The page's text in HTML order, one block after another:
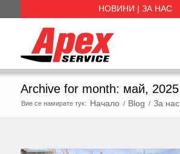
НОВИНИ | ЗА НАС
Archive for month: май, 2025
Вие се намирате тук: Начало / Blog / За нас